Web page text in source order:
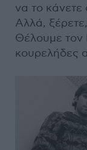
να το
Αλλά,
Θέλουμε τον
κουρελήδες